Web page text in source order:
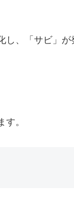
し、「サビ」が
。